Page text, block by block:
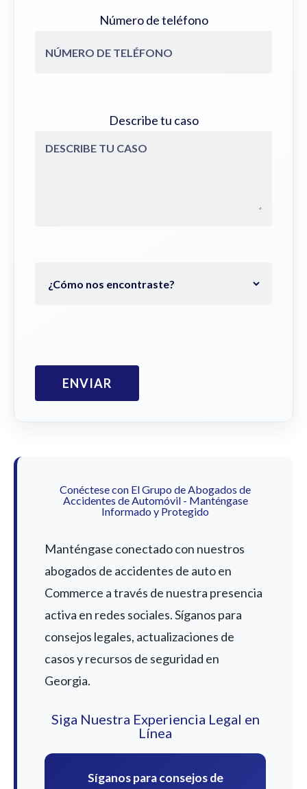
Número de teléfono
Describe tu caso
Conéctese con El Grupo de Abogados de
Accidentes de Automóvil - Manténgase
Informado y Protegido
Manténgase conectado con nuestros
abogados de accidentes de auto en
Commerce a través de nuestra presencia
activa en redes sociales. Síganos para
consejos legales, actualizaciones de
casos y recursos de seguridad en
Georgia.
Siga Nuestra Experiencia Legal en
Línea
Síganos para consejos de